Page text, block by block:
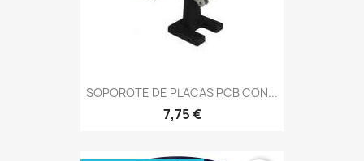
SOPOROTE DE PLACAS PCB CON...
7,75 €